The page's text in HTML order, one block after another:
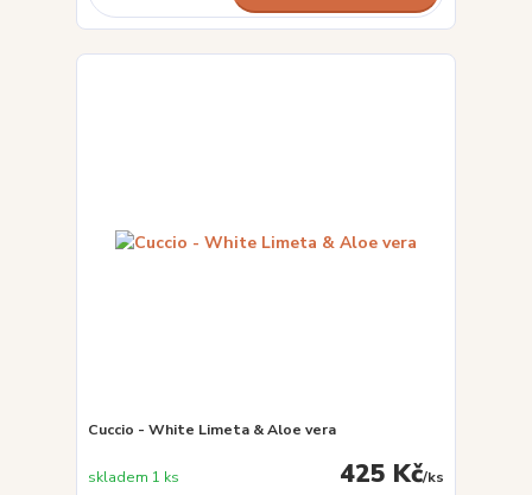
Cuccio - White Limeta & Aloe vera
425 Kč/ks
skladem 1 ks